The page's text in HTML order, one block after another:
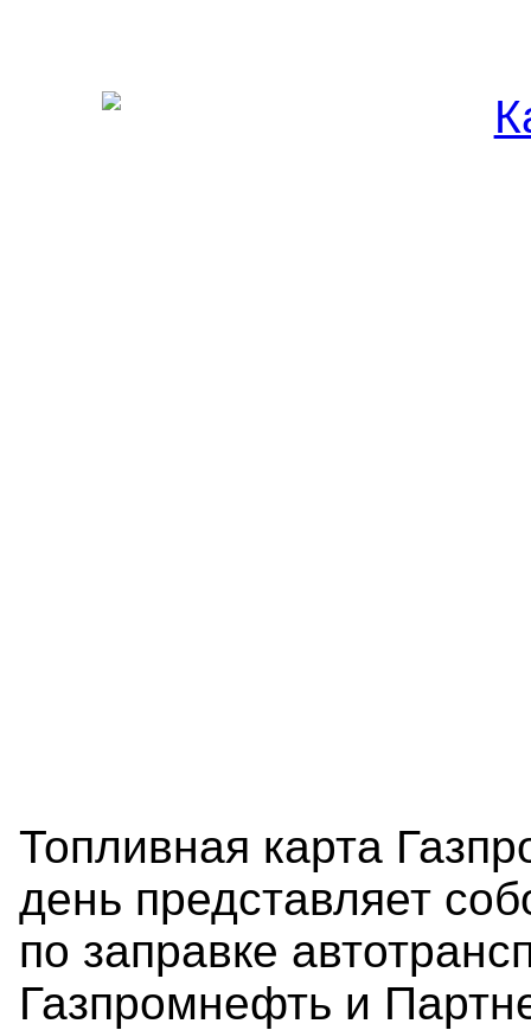
Топливная карта
день представляет
по заправке
Газпромнефть и